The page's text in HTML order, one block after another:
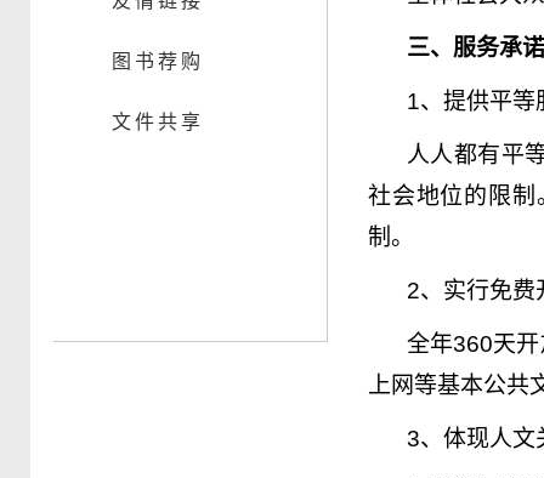
图书荐购
文件共享
三、服务承诺
1、提供平等
人人都有平
社会地位的限
制。
2、实行免费
全年360天
上网等基本公
3、体现人文